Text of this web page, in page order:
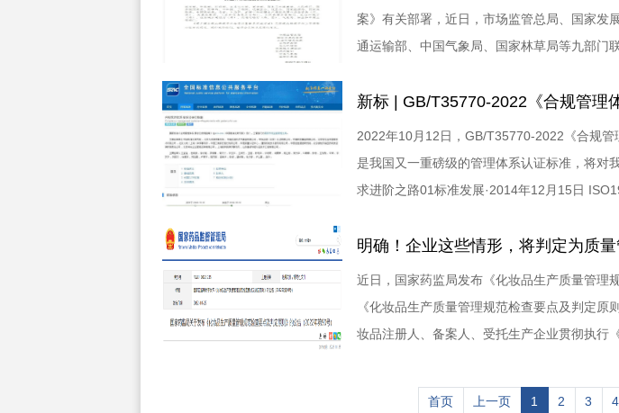
案》有关部署，近日，市场监管总局、国家发
通运输部、中国气象局、国家林草局等九部门
新标 | GB/T35770-2022《合规管理
2022年10月12日，GB/T35770-2022《合规
是我国又一重磅级的管理体系认证标准，将对
求进阶之路01标准发展·2014年12月15日
明确！企业这些情形，将判定为质量
近日，国家药监局发布《化妆品生产质量管理
《化妆品生产质量管理规范检查要点及判定
妆品注册人、备案人、受托生产企业贯彻执行
首页 上一页 1 2 3 4